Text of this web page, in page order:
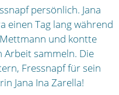
persönlich. Jana
einen Tag lang während
und kontte
Arbeit sammeln. Die
Fressnapf für sein
Jana Ina Zarella!